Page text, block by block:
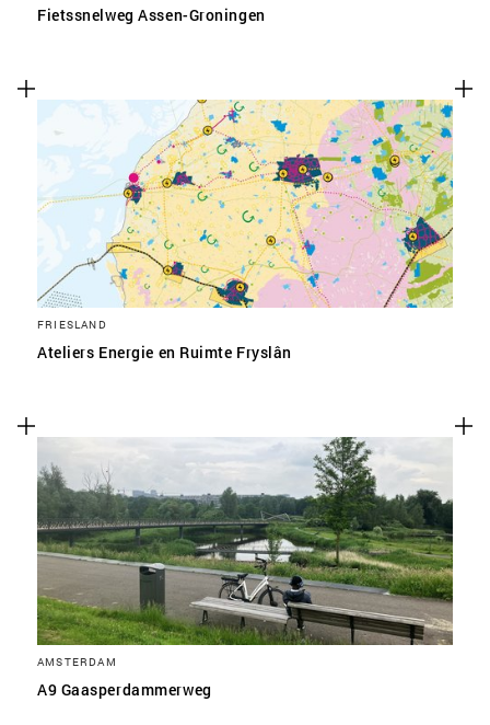
Fietssnelweg Assen-Groningen
FRIESLAND
Ateliers Energie en Ruimte Fryslân
AMSTERDAM
A9 Gaasperdammerweg